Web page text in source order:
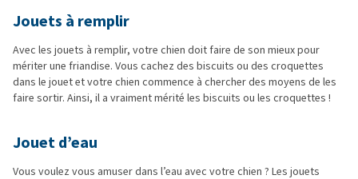
Jouets à remplir
Avec les jouets à remplir, votre chien doit faire de son mieux pour
mériter une friandise. Vous cachez des biscuits ou des croquettes
dans le jouet et votre chien commence à chercher des moyens de les
faire sortir. Ainsi, il a vraiment mérité les biscuits ou les croquettes !
Jouet d’eau
Vous voulez vous amuser dans l’eau avec votre chien ? Les jouets